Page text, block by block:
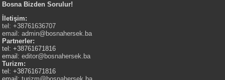
Bosna Bizden Sorulur!
İletişim:
tel: +38761636707
email:admin@bosnahersek.ba
Partnerler:
tel: +38761671816
email:editor@bosnahersek.ba
Turizm:
tel: +38761671816